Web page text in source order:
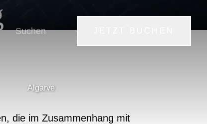
Algarve
die im Zusammenhang mit